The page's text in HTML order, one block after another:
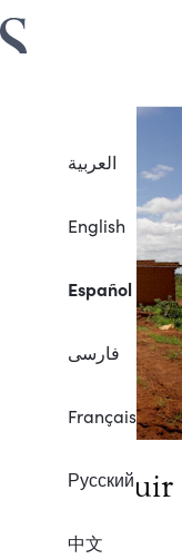
العربية
English
Español
فارسی
Français
Русский
中文
construir